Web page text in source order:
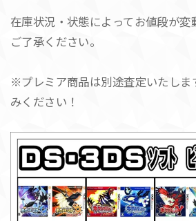
在庫状況・状態によってお値段が変
ご了承ください。
※プレミア商品は別途査定いたしま
みください！